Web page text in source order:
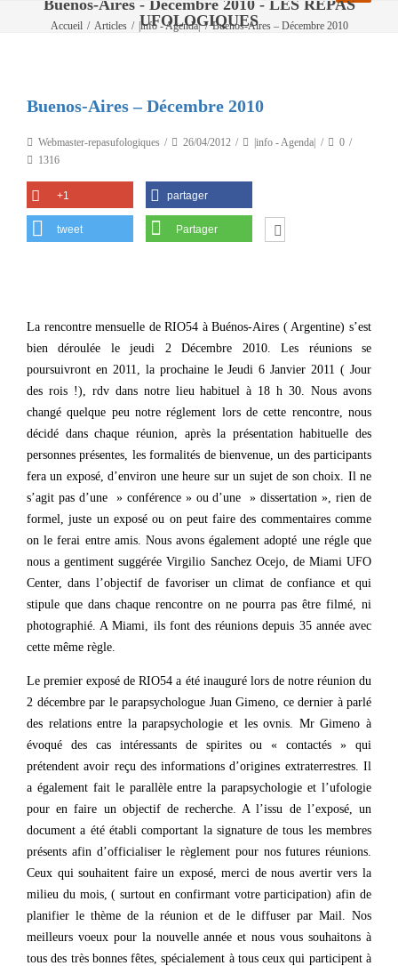
Buenos-Aires - Décembre 2010 - LES REPAS
UFOLOGIQUES
Accueil / Articles / |info - Agenda| / Buenos-Aires – Décembre 2010
Buenos-Aires – Décembre 2010
Webmaster-repasufologiques 26/04/2012 |info - Agenda|
0
1316
+1 partager
tweet Partager
La rencontre mensuelle de RIO54 à Buénos-Aires ( Argentine) s’est
bien déroulée le jeudi 2 Décembre 2010. Les réunions se
poursuivront en 2011, la prochaine le Jeudi 6 Janvier 2011 ( Jour
des rois !), rdv dans notre lieu habituel à 18 h 30. Nous avons
changé quelque peu notre réglement lors de cette rencontre, nous
décidé dans chaque réunion, après la présentation habituelle des
personnes présentes, les formalités de bienvenue, un des participants
fera un exposé, d’environ une heure sur un sujet de son choix. Il ne
s’agit pas d’une » conférence » ou d’une » dissertation », rien de
formel, juste un exposé ou on peut faire des commentaires comme
on le ferai entre amis. Nous avons également adopté une régle que
nous a gentiment suggérée Virgilio Sanchez Ocejo, de Miami UFO
Center, dans l’objectif de favoriser un climat de confiance et qui
stipule que dans chaque rencontre on ne pourra pas être filmé, ni
photographié. A Miami, ils font des réunions depuis 35 année avec
cette même règle.
Le premier exposé de RIO54 a été inauguré lors de notre réunion du
2 décembre par le parapsychologue Juan Gimeno, ce dernier à parlé
des relations entre la parapsychologie et les ovnis. Mr Gimeno à
évoqué des cas intéressants de spirites ou « contactés » qui
prétendent avoir reçu des informations d’origines extraterrestres. Il
a également fait le parallèle entre la parapsychologie et l’ufologie
pour en faire un objectif de recherche. A l’issu de l’exposé, un
document a été établi comportant la signature de tous les membres
présents afin d’officialiser le règlement pour nos futures réunions.
Ceux qui souhaitent faire un exposé, merci de nous avertir vers la
milieu du mois, ( surtout en confirmant votre participation) afin de
planifier le thème de la réunion et de le diffuser par Mail. Nos
meilleurs voeux pour la nouvelle année et nous vous souhaitons à
tous des très bonnes fêtes, spécialement à tous ceux qui participent à